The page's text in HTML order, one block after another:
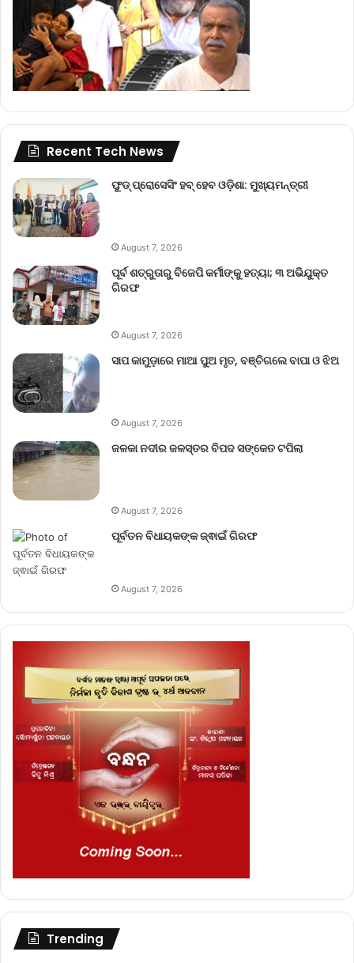
Recent Tech News
ଫୁଡ୍ ପ୍ରୋସେସିଂ ହବ୍ ହେବ ଓଡ଼ିଶା: ମୁଖ୍ୟମନ୍ତ୍ରୀ
August 7, 2026
ପୂର୍ବ ଶତ୍ରୁତାରୁ ବିଜେପି କର୍ମୀଙ୍କୁ ହତ୍ୟା; ୩ ଅଭିଯୁକ୍ତ
ଗିରଫ
August 7, 2026
ସାପ କାମୁଡ଼ାରେ ମାଆ ପୁଅ ମୃତ, ବଞ୍ଚିଗଲେ ବାପା ଓ ଝିଅ
August 7, 2026
ଜଳକା ନଦୀର ଜଳସ୍ତର ବିପଦ ସଙ୍କେତ ଟପିଲା
August 7, 2026
ପୂର୍ବତନ ବିଧାୟକଙ୍କ ଜ୍ଵାଇଁ ଗିରଫ
August 7, 2026
Trending